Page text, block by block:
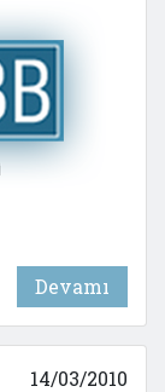
Devamı
14/03/2010